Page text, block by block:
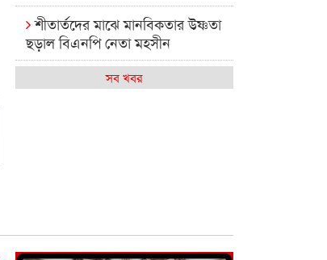
শীতার্তদের মাঝে মানবিকতার উষ্ণতা
ছড়াল বিএনপি নেতা মহসীন
রাজশাহী কলেজের মিষ্টি বিকেল
পুরস্কার বিতরণ
সব খবর